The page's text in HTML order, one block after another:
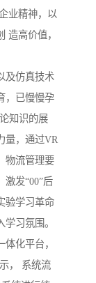
业精神，以
造高价值，
及仿真技术
，已慢慢孕
知识的展
量，通过VR
物流管理要
发“00”后
验学习革命
习氛围。
化平台，
， 系统流